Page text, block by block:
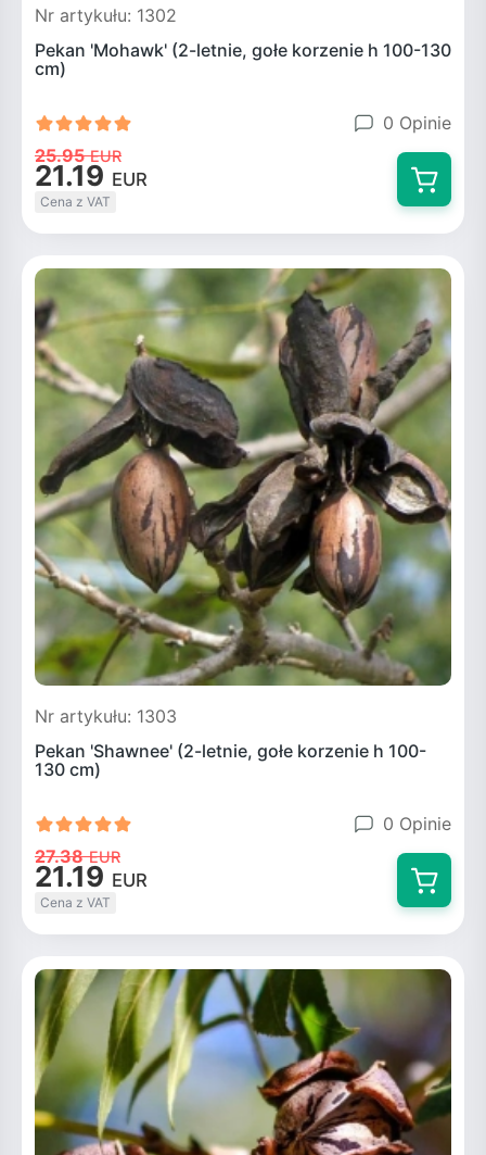
Nr artykułu: 1302
Pekan 'Mohawk' (2-letnie, gołe korzenie h 100-130
cm)
0 Opinie
25.95 EUR
21.19 EUR
Cena z VAT
Nr artykułu: 1303
Pekan 'Shawnee' (2-letnie, gołe korzenie h 100-
130 cm)
0 Opinie
27.38 EUR
21.19 EUR
Cena z VAT